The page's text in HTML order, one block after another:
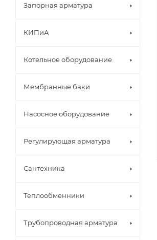
Запорная арматура
КИПиА
Котельное оборудование
Мембранные баки
Насосное оборудование
Регулирующая арматура
Сантехника
Теплообменники
Трубопроводная арматура